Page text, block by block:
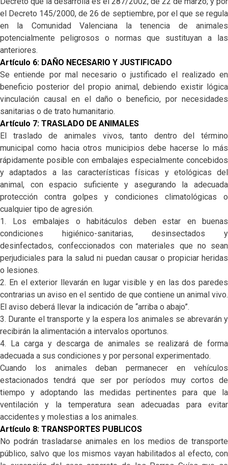
el Decreto 145/2000, de 26 de septiembre, por el que se regula
en la Comunidad Valenciana la tenencia de animales
potencialmente peligrosos o normas que sustituyan a las
anteriores.
Artículo 6: DAÑO NECESARIO Y JUSTIFICADO
Se entiende por mal necesario o justificado el realizado en
beneficio posterior del propio animal, debiendo existir lógica
vinculación causal en el daño o beneficio, por necesidades
sanitarias o de trato humanitario.
Artículo 7: TRASLADO DE ANIMALES
El traslado de animales vivos, tanto dentro del término
municipal como hacia otros municipios debe hacerse lo más
rápidamente posible con embalajes especialmente concebidos
y adaptados a las características físicas y etológicas del
animal, con espacio suficiente y asegurando la adecuada
protección contra golpes y condiciones climatológicas o
cualquier tipo de agresión.
1. Los embalajes o habitáculos deben estar en buenas
condiciones higiénico-sanitarias, desinsectados y
desinfectados, confeccionados con materiales que no sean
perjudiciales para la salud ni puedan causar o propiciar heridas
o lesiones.
2. En el exterior llevarán en lugar visible y en las dos paredes
contrarias un aviso en el sentido de que contiene un animal vivo.
El aviso deberá llevar la indicación de “arriba o abajo”.
3. Durante el transporte y la espera los animales se abrevarán y
recibirán la alimentación a intervalos oportunos.
4. La carga y descarga de animales se realizará de forma
adecuada a sus condiciones y por personal experimentado.
Cuando los animales deban permanecer en vehículos
estacionados tendrá que ser por períodos muy cortos de
tiempo y adoptando las medidas pertinentes para que la
ventilación y la temperatura sean adecuadas para evitar
accidentes y molestias a los animales.
Artículo 8: TRANSPORTES PUBLICOS
No podrán trasladarse animales en los medios de transporte
público, salvo que los mismos vayan habilitados al efecto, con